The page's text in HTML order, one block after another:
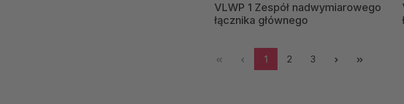
VLWP 1 Zespół nadwymiarowego
łącznika głównego
1 2 3